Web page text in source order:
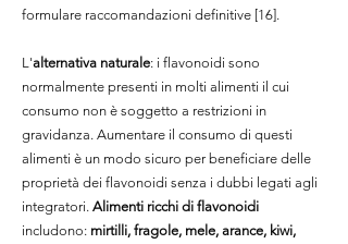
formulare raccomandazioni definitive [16].
L'alternativa naturale: i flavonoidi sono
normalmente presenti in molti alimenti il cui
consumo non è soggetto a restrizioni in
gravidanza. Aumentare il consumo di questi
alimenti è un modo sicuro per beneficiare delle
proprietà dei flavonoidi senza i dubbi legati agli
integratori. Alimenti ricchi di flavonoidi
includono: mirtilli, fragole, mele, arance, kiwi,